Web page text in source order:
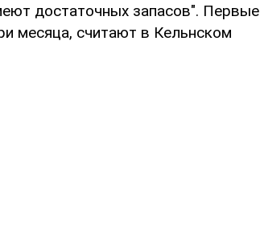
достаточных запасов". Первые
месяца, считают в Кельнском